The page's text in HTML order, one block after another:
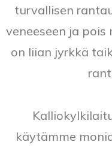
turvallisen
veneeseen ja
on liian jyrkkä
käytämme